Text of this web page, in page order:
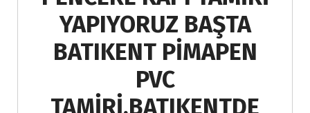
YAPIYORUZ BAŞTA
BATIKENT PİMAPEN
PVC
TAMİRİ,BATIKENTDE